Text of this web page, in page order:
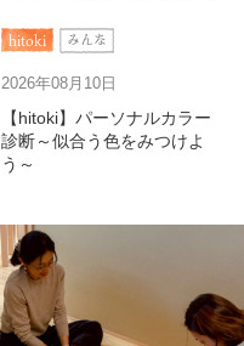
hitoki みんな
2026年08月10日
【hitoki】パーソナルカラー
診断～似合う色をみつけよ
う～